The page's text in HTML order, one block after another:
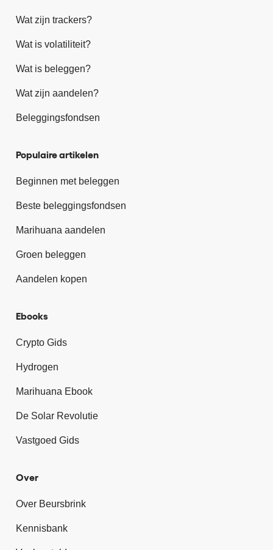
Wat zijn trackers?
Wat is volatiliteit?
Wat is beleggen?
Wat zijn aandelen?
Beleggingsfondsen
Populaire artikelen
Beginnen met beleggen
Beste beleggingsfondsen
Marihuana aandelen
Groen beleggen
Aandelen kopen
Ebooks
Crypto Gids
Hydrogen
Marihuana Ebook
De Solar Revolutie
Vastgoed Gids
Over
Over Beursbrink
Kennisbank